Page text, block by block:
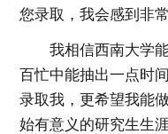
您录取，我会感到非常
我相信西南大学能
百忙中能抽出一点时
录取我，更希望我能
始有意义的研究生生